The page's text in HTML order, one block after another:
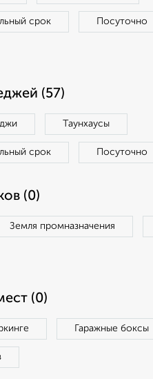
срок Посуточно
(57)
Таунхаусы
срок Посуточно
(0)
Земля промназначения
(0)
Гаражные боксы